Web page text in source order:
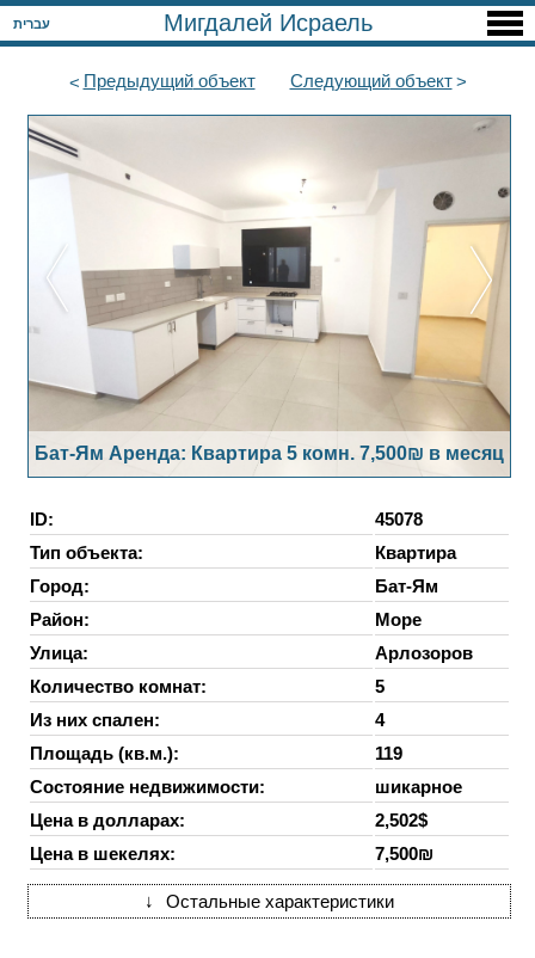
עברית Мигдалей Исраель
Предыдущийобъект Следующийобъект
Бат-Ям Аренда: Квартира 5 комн. 7,500₪ в месяц
ID:
45078
Тип объекта:
Квартира
Город:
Бат-Ям
Район:
Море
Улица:
Арлозоров
Количество комнат:
5
Из них спален:
4
Площадь (кв.м.):
119
Состояние недвижимости:
шикарное
Цена в долларах:
2,502$
Цена в шекелях:
7,500₪
↓ Остальные характеристики